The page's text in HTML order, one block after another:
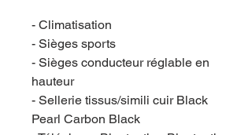
- Climatisation
- Sièges sports
- Sièges conducteur réglable en
hauteur
- Sellerie tissus/simili cuir Black
Pearl Carbon Black